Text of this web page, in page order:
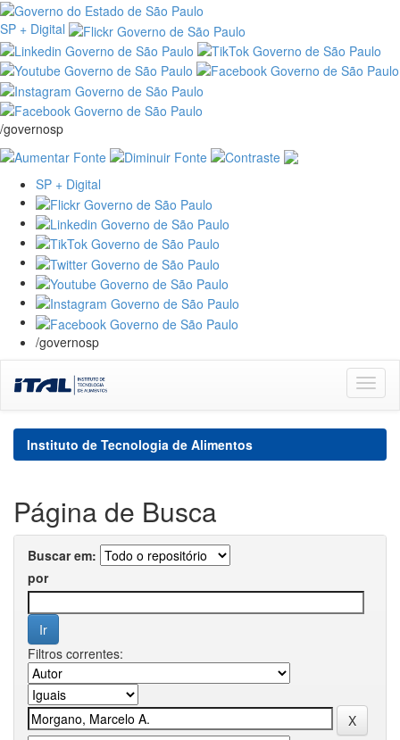
SP + Digital
/governosp
SP + Digital
/governosp
navigation
Instituto de Tecnologia de Alimentos
Página de Busca
Buscar em:
por
Filtros correntes: